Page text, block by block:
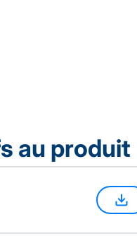
au produit